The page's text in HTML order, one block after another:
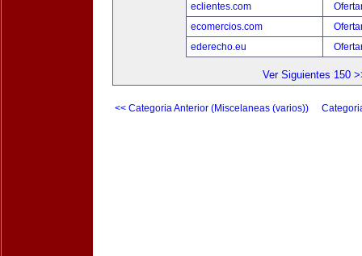
eclientes.com
ecomercios.com
ederecho.eu
Ver Siguientes 150
<< Categoria Anterior (Miscelaneas (varios))